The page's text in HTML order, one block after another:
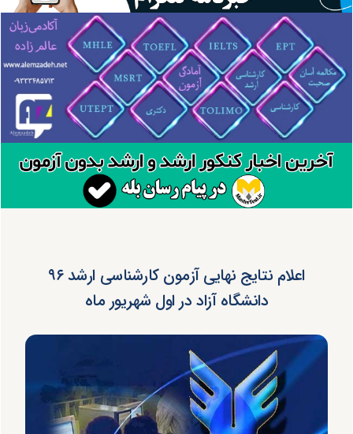
اعلام نتایج نهایی آزمون کارشناسی ارشد ۹۶
دانشگاه آزاد در اول شهریور ماه